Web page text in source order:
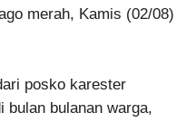
merah, Kamis (02/08)
posko karester
bulan bulanan warga,